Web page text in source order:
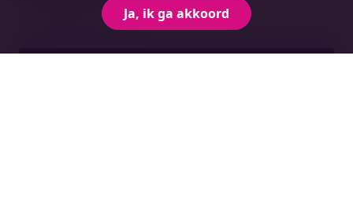
Ja, ik ga akkoord